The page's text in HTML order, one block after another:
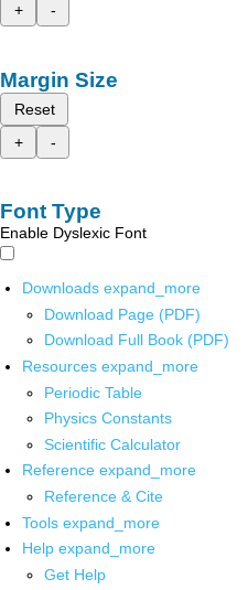
+
-
Margin Size
Reset
+
-
Font Type
Enable Dyslexic Font
Downloads expand_more
Download Page (PDF)
Download Full Book (PDF)
Resources expand_more
Periodic Table
Physics Constants
Scientific Calculator
Reference expand_more
Reference & Cite
Tools expand_more
Help expand_more
Get Help